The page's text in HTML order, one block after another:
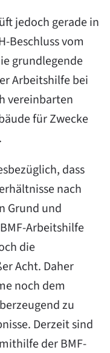
jedoch gerade in
Beschluss vom
grundlegende
Arbeitshilfe bei
vereinbarten
für Zwecke
dass
nach
Grund und
Arbeitshilfe
die
Acht. Daher
noch dem
zu
Derzeit sind
der BMF-